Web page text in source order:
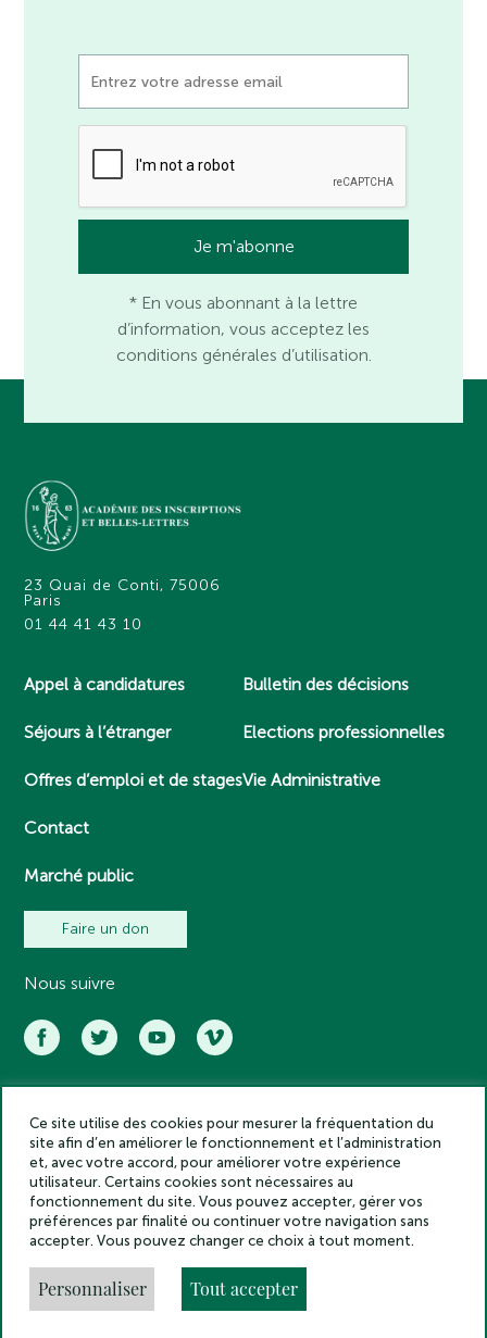
* En vous abonnant à la lettre
d’information, vous acceptez les
conditions générales d’utilisation.
23 Quai de Conti, 75006
Paris
01 44 41 43 10
Appel à candidatures
Séjours à l’étranger
Offres d’emploi et de stages
Contact
Marché public
Bulletin des décisions
Elections professionnelles
Vie Administrative
Faire un don
Nous suivre
Académie des inscriptions et belles lettres – Tous droits réservés
2025
Politique de confidentialité
Mentions légales
Crédits
Gestion des cookies
Made by
Ce site utilise des cookies pour mesurer la fréquentation du
site afin d’en améliorer le fonctionnement et l’administration
et, avec votre accord, pour améliorer votre expérience
utilisateur. Certains cookies sont nécessaires au
fonctionnement du site. Vous pouvez accepter, gérer vos
préférences par finalité ou continuer votre navigation sans
accepter. Vous pouvez changer ce choix à tout moment.
Personnaliser Tout accepter